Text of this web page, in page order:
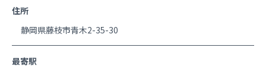
住所
静岡県藤枝市青木2-35-30
最寄駅